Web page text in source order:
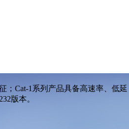
；Cat-1系列产品具备高速率、低延
版本。